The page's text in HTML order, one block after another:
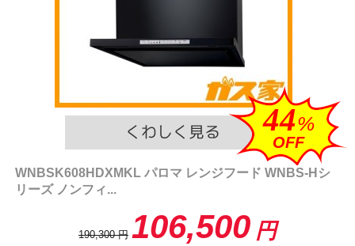
44%
OFF
WNBSK608HDXMKL パロマ レンジフード WNBS-Hシ
リーズ ノンフィ...
190,300 円 106,500 円